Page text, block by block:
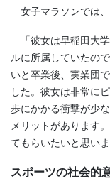
女子マラソンでは、
「彼女は早稲田大
ルに所属していたの
いと卒業後、実業団
した。彼女は非常に
歩にかかる衝撃が少
メリットがあります
てもらいたいと思いま
スポーツの社会的